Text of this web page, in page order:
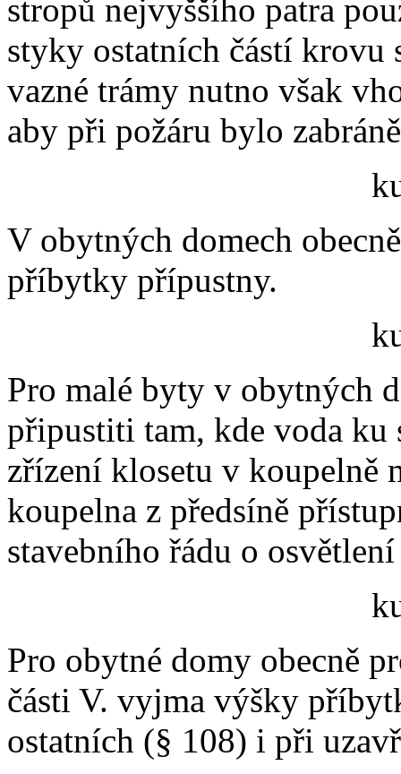
stropů nejvyššího patra
styky ostatních částí
vazné trámy nutno však
aby při požáru bylo
V obytných domech
příbytky přípustny.
Pro malé byty v obytných
připustiti tam, kde voda ku
zřízení klosetu v koupelně
koupelna z předsíně
stavebního řádu o
Pro obytné domy obecně
části V. vyjma výšky
ostatních (§ 108) i při